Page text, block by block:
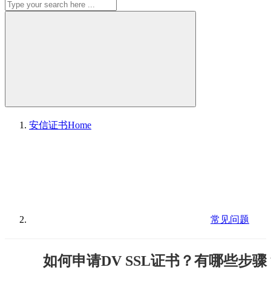
安信证书Home
常见问题
如何申请DV SSL证书？有哪些步骤